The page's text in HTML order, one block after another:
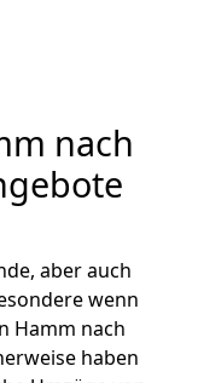
nach
aber auch
wenn
Hamm nach
haben